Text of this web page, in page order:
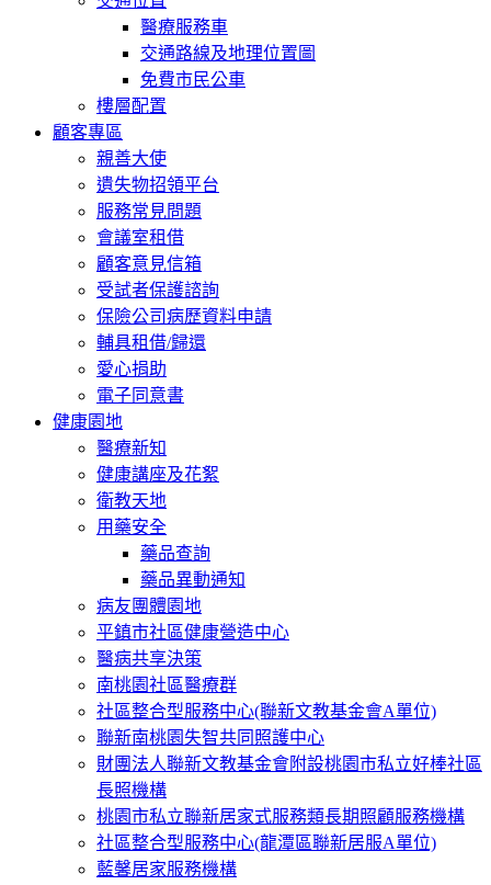
醫療服務車
交通路線及地理位置圖
免費市民公車
樓層配置
顧客專區
親善大使
遺失物招領平台
服務常見問題
會議室租借
顧客意見信箱
受試者保護諮詢
保險公司病歷資料申請
輔具租借/歸還
愛心捐助
電子同意書
健康園地
醫療新知
健康講座及花絮
衛教天地
用藥安全
藥品查詢
藥品異動通知
病友團體園地
平鎮市社區健康營造中心
醫病共享決策
南桃園社區醫療群
社區整合型服務中心(聯新文教基金會A單位)
聯新南桃園失智共同照護中心
財團法人聯新文教基金會附設桃園市私立好棒社區
長照機構
桃園市私立聯新居家式服務類長期照顧服務機構
社區整合型服務中心(龍潭區聯新居服A單位)
藍馨居家服務機構